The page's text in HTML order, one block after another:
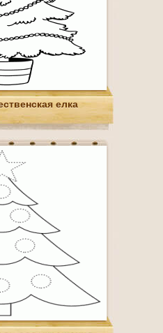
елка